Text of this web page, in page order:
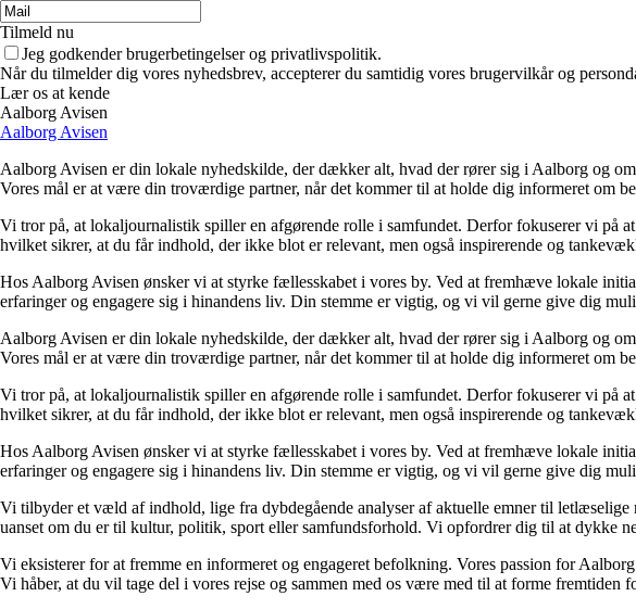
Tilmeld nu
Jeg godkender brugerbetingelser og privatlivspolitik.
Når du tilmelder dig vores nyhedsbrev, accepterer du samtidig vores brugervilkår og
Lær os at kende
Aalborg Avisen
Aalborg Avisen
Aalborg Avisen er din lokale nyhedskilde, der dækker alt, hvad der rører sig i Aalborg og
Vores mål er at være din troværdige partner, når det kommer til at holde dig informeret om
Vi tror på, at lokaljournalistik spiller en afgørende rolle i samfundet. Derfor fokuserer vi på
hvilket sikrer, at du får indhold, der ikke blot er relevant, men også inspirerende og
Hos Aalborg Avisen ønsker vi at styrke fællesskabet i vores by. Ved at fremhæve lokale
erfaringer og engagere sig i hinandens liv. Din stemme er vigtig, og vi vil gerne give dig
Aalborg Avisen er din lokale nyhedskilde, der dækker alt, hvad der rører sig i Aalborg og
Vores mål er at være din troværdige partner, når det kommer til at holde dig informeret om
Vi tror på, at lokaljournalistik spiller en afgørende rolle i samfundet. Derfor fokuserer vi på
hvilket sikrer, at du får indhold, der ikke blot er relevant, men også inspirerende og
Hos Aalborg Avisen ønsker vi at styrke fællesskabet i vores by. Ved at fremhæve lokale
erfaringer og engagere sig i hinandens liv. Din stemme er vigtig, og vi vil gerne give dig
Vi tilbyder et væld af indhold, lige fra dybdegående analyser af aktuelle emner til
uanset om du er til kultur, politik, sport eller samfundsforhold. Vi opfordrer dig til at dykke
Vi eksisterer for at fremme en informeret og engageret befolkning. Vores passion for
Vi håber, at du vil tage del i vores rejse og sammen med os være med til at forme fremtiden